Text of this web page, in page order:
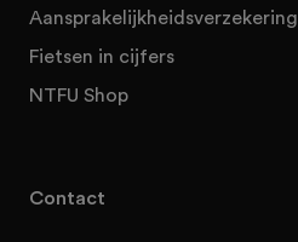
Aansprakelijkheidsverzekering
Fietsen in cijfers
NTFU Shop
Contact